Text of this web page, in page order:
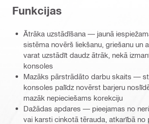
Funkcijas
Ātrāka uzstādīšana — jaunā
sistēma novērš liekšanu, griešanu un
varat uzstādīt daudz ātrāk, nekā
konsoles
Mazāks pārstrādāto darbu skaits —
konsoles palīdz novērst barjeru
mazāk nepieciešams korekciju
Dažādas apdares — pieejamas no
vai karsti cinkotā tērauda, atkarībā no